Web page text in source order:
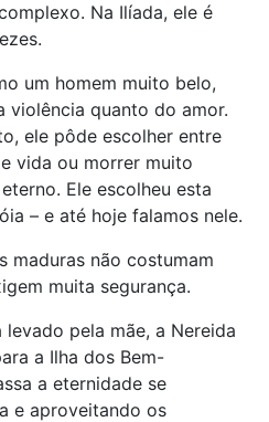
Na Ilíada, ele é
um homem muito belo,
violência quanto do amor.
ele pôde escolher entre
vida ou morrer muito
Ele escolheu esta
– e até hoje falamos nele.
maduras não costumam
muita segurança.
pela mãe, a Nereida
a Ilha dos Bem-
a eternidade se
e aproveitando os